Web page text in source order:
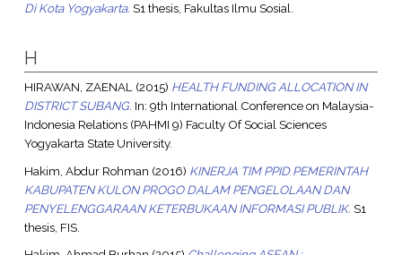
Di Kota Yogyakarta. S1 thesis, Fakultas Ilmu Sosial.
H
HIRAWAN, ZAENAL(2015) HEALTH FUNDING ALLOCATION IN
DISTRICT SUBANG. In: 9th International Conference on Malaysia-
Indonesia Relations (PAHMI 9) Faculty Of Social Sciences
Yogyakarta State University.
Hakim, Abdur Rohman (2016) KINERJA TIM PPID PEMERINTAH
KABUPATEN KULON PROGO DALAM PENGELOLAAN DAN
PENYELENGGARAAN KETERBUKAAN INFORMASI PUBLIK. S1
thesis, FIS.